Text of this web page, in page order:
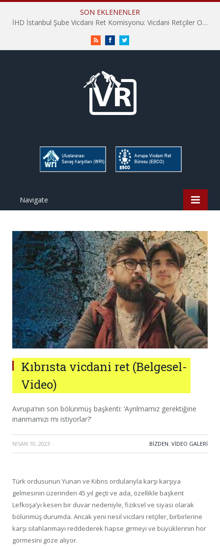
SON EKLENENLER
İHD İstanbul Şube Vicdani Ret Komisyonu: Vicdani Retçiler Olarak Destek İçin Buradayız!
RSS FacebookTwitter
Navigate
Kıbrısta vicdani ret (Belgesel-
Video)
Avrupa’nın son bölünmüş başkenti: ‘Ayrılmamız gerektiğine
inanmamızı mı istiyorlar?’
NISAN 10, 2023 · BIZDEN, VIDEO GALERI
Türk ordusunun Yunan ve Kıbrıs ordularıyla karşı karşıya
gelmesinin üzerinden 45 yıl geçti ve ada, özellikle başkent
Lefkoşa’yı kesen bir duvar nedeniyle, fiziksel ve siyasi olarak
bölünmüş durumda. Ancak yeni nesil vicdani retçiler, birbirlerine
karşı silahlanmayı reddederek hapse girmeyi ve büyüklerinin hor
görmesini göze alıyor.